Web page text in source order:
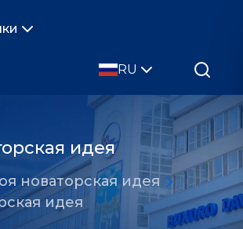
RU
идея
новаторская идея
идея